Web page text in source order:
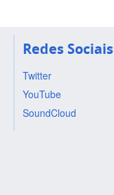
Redes Sociais
Twitter
YouTube
SoundCloud